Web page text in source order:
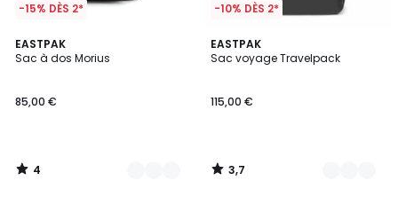
-15% DÈS 2*
EASTPAK
Sac à dos Morius
85,00 €
4
/
2
Couleurs
4
/
-10% DÈS 2*
EASTPAK
Sac voyage Travelpack
115,00 €
3,7
/ 5
3
Couleurs
3,7
/